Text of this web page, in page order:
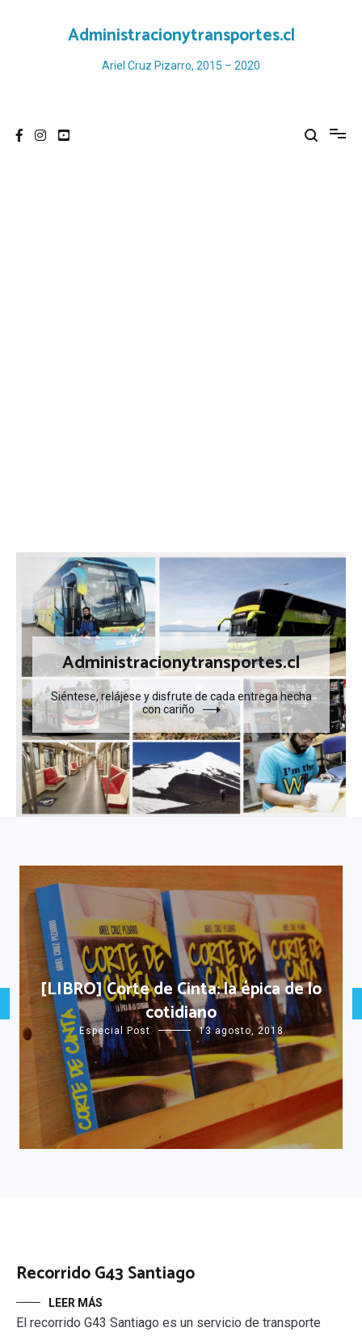
Administracionytransportes.cl
Ariel Cruz Pizarro, 2015 – 2020
Administracionytransportes.cl
Siéntese, relájese y disfrute de cada entrega hecha
con cariño
[LIBRO] Corte de Cinta: la épica de lo
cotidiano
Especial Post 13 agosto, 2018
Recorrido G43 Santiago
LEER MÁS
El recorrido G43 Santiago es un servicio de transporte